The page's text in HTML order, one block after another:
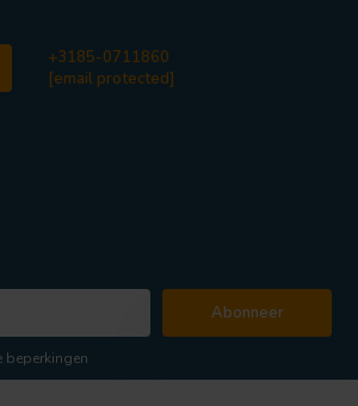
+3185-0711860
[email protected]
Abonneer
beperkingen